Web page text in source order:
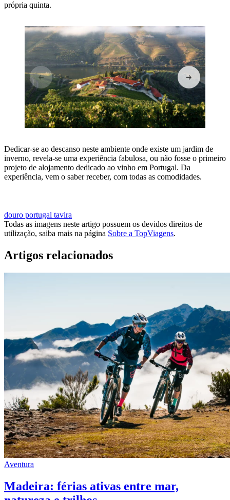
própria quinta.
Dedicar-se ao descanso neste ambiente onde existe um jardim de
inverno, revela-se uma experiência fabulosa, ou não fosse o primeiro
projeto de alojamento dedicado ao vinho em Portugal. Da
experiência, vem o saber receber, com todas as comodidades.
douro portugal tavira
Todas as imagens neste artigo possuem os devidos direitos de
utilização, saiba mais na página Sobre a TopViagens.
Artigos relacionados
Aventura
Madeira: férias ativas entre mar,